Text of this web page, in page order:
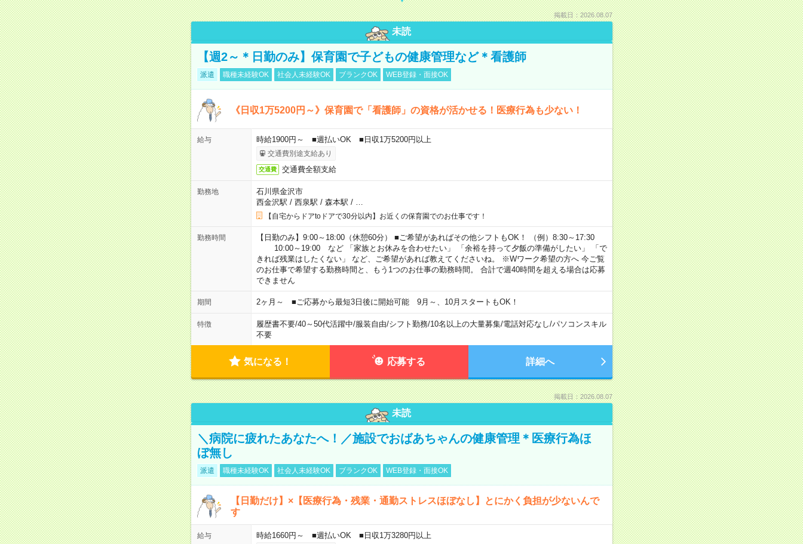
掲載日：2026.08.07
未読
【週2～＊日勤のみ】保育園で子どもの健康管理など＊看護師
派遣 職種未経験OK 社会人未経験OK ブランクOK WEB登録・面接OK
《日収1万5200円～》保育園で「看護師」の資格が活かせる！医療行為も少ない！
給与 時給1900円～ ■週払いOK ■日収1万5200円以上
交通費別途支給あり
交通費 交通費全額支給
勤務地
石川県金沢市
西金沢駅 / 西泉駅 / 森本駅 /
【自宅からドアtoドアで30分以内】お近くの保育園でのお仕事です！
勤務時間
【日勤のみ】9:00～18:00（休憩60分） ■ご希望があればその他シフトもOK！ （例）8:30～17:30
10:00～19:00 など 「家族とお休みを合わせたい」 「余裕を持って夕飯の準備がしたい」 「で
きれば残業はしたくない」 など、ご希望があれば教えてくださいね。 ※Wワーク希望の方へ 今ご覧
のお仕事で希望する勤務時間と、もう1つのお仕事の勤務時間。 合計で週40時間を超える場合は応募
できません
期間 2ヶ月～ ■ご応募から最短3日後に開始可能 9月～、10月スタートもOK！
特徴 履歴書不要/40～50代活躍中/服装自由/シフト勤務/10名以上の大量募集/電話対応なし/パソコンスキル
不要
気になる！ 応募する 詳細へ
掲載日：2026.08.07
未読
＼病院に疲れたあなたへ！／施設でおばあちゃんの健康管理＊医療行為ほ
ぼ無し
派遣 職種未経験OK 社会人未経験OK ブランクOK WEB登録・面接OK
【日勤だけ】×【医療行為・残業・通勤ストレスほぼなし】とにかく負担が少ないんで
す
給与 時給1660円～ ■週払いOK ■日収1万3280円以上